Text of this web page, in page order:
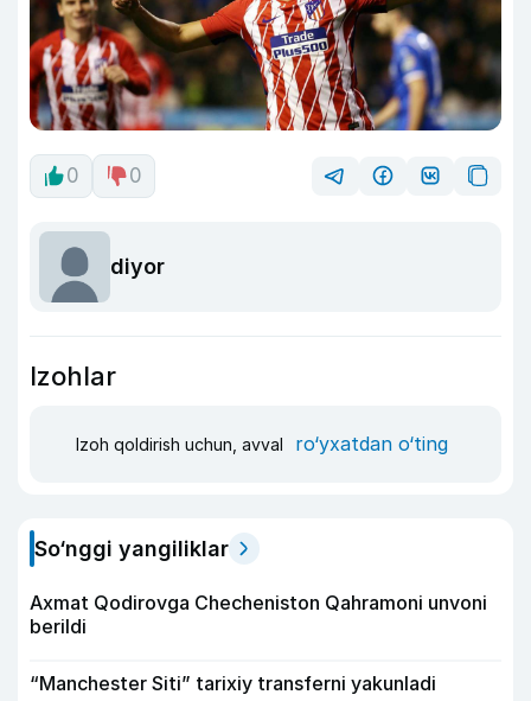
0 0
diyor
Izohlar
Izoh qoldirish uchun, avval ro‘yxatdan o‘ting
So‘nggi yangiliklar
Axmat Qodirovga Checheniston Qahramoni unvoni
berildi
“Manchester Siti” tarixiy transferni yakunladi